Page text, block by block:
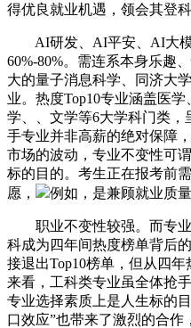
得优良就业机遇，领会其登
AI研发、AI平安、AI大模
60%-80%。需连系本身乐趣
大的量子消息科学、同济大
业。热度Top10专业涵盖医
学、、文学等6大学科门类，
手专业并非高薪的绝对保障
市场的波动，专业不变性可
标的目的。考生正在报考前
愿，
例如，是兼顾就业质
职业不变性较强。而专业
科成为四年间热度榜单背后
接退出Top10榜单，但从四
来看，工科类专业虽全体抢
专业选择素质上是人生标的
口效应”也带来了激烈的合